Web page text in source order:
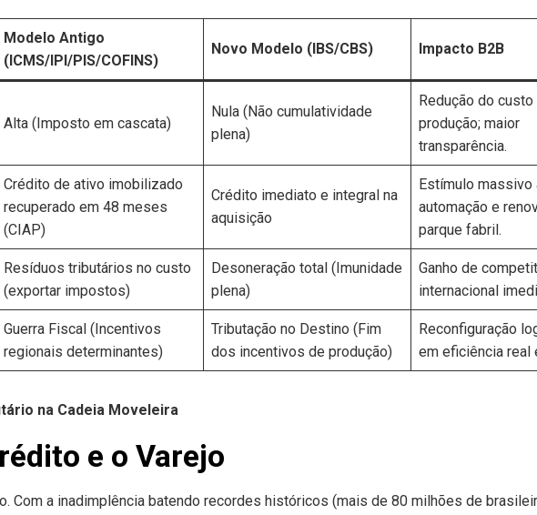
Modelo Antigo
(ICMS/IPI/PIS/COFINS)
Novo Modelo (IBS/CBS) Impacto B2B
Alta (Imposto em cascata)
Nula (Não cumulatividade
plena)
Redução do
produção; maior
transparência.
Crédito de ativo imobilizado
recuperado em 48 meses
(CIAP)
Crédito imediato e integral na
aquisição
Estímulo massivo
automação e
parque fabril.
Resíduos tributários no custo
(exportar impostos)
Desoneração total (Imunidade
plena)
Ganho de
internacional
Guerra Fiscal (Incentivos
regionais determinantes)
Tributação no Destino (Fim
dos incentivos de produção)
Reconfiguração
em eficiência real
na Cadeia Moveleira
e o Varejo
Com a inadimplência batendo recordes históricos (mais de 80 milhões de